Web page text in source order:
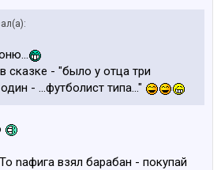
сказке - "было у отца три
- ...футболист типа..."
nафига взял барабан - покупай